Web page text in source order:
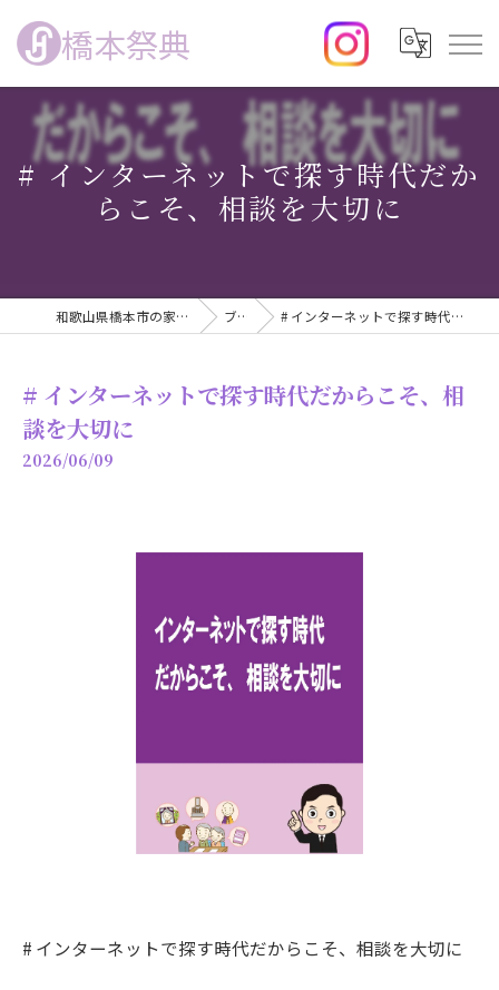
橋本祭典
# インターネットで探す時代だか
らこそ、相談を大切に
和歌山県橋本市の家族葬なら橋本祭典 ブログ # インターネットで探す時代だからこそ、相談を大切に
# インターネットで探す時代だからこそ、相
談を大切に
2026/06/09
# インターネットで探す時代だからこそ、相談を大切に